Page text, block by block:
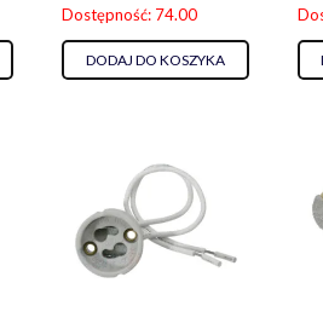
Dostępność: 74.00
DODAJ DO KOSZYKA